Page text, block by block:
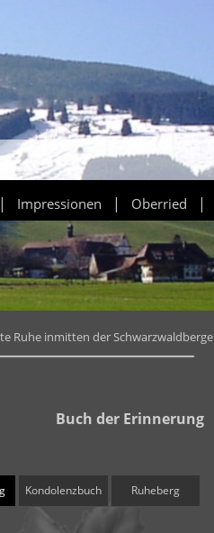
| Impressionen | Oberried |
Ruhe inmitten der Schwarzwaldberge
Buch der Erinnerung
Kondolenzbuch Ruheberg